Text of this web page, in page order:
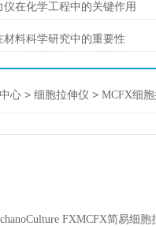
仪在化学工程中的关键作用
材料科学研究中的重要性
心 >细胞拉伸仪 >MCFX细